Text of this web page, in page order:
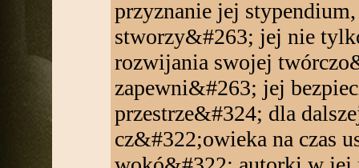
przyznanie jej
stworzy&#263; jej nie
rozwijania swojej
zapewni&#263; jej
przestrze&#324; dla
cz&#322;owieka na czas